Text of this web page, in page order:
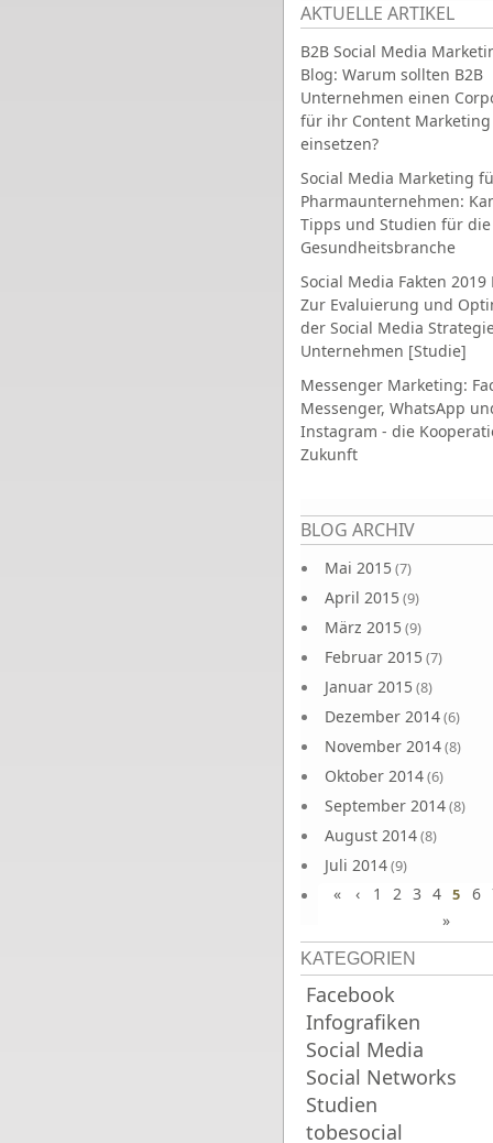
AKTUELLE ARTIKEL
B2B Social Media
Blog: Warum sollten B2B
Unternehmen einen
für ihr Content Marketing
einsetzen?
Social Media Marketing
Pharmaunternehmen:
Tipps und Studien für die
Gesundheitsbranche
Social Media Fakten 2019
Zur Evaluierung und
der Social Media
Unternehmen [Studie]
Messenger Marketing:
Messenger, WhatsApp
Instagram - die
Zukunft
BLOG ARCHIV
Mai 2015(7)
April 2015(9)
März 2015(9)
Februar 2015(7)
Januar 2015(8)
Dezember 2014(6)
November 2014(8)
Oktober 2014(6)
September 2014(8)
August 2014(8)
Juli 2014(9)
Juni 2014(8)
Seiten
« ‹ 1 2 3 4 5 6
»
KATEGORIEN
Facebook
Infografiken
Social Media
Social Networks
Studien
tobesocial